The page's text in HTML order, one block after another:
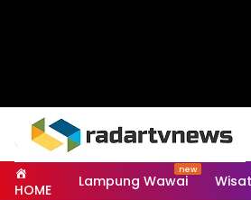
HOME Lampung Wawai